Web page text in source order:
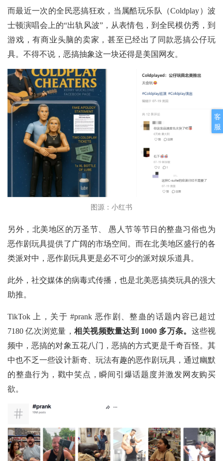
客
服
而最近一次的全民恶搞狂欢，当属酷玩乐队（Coldplay）波
士顿演唱会上的“出轨风波”，从表情包，到全民模仿秀，到
游戏，有商业头脑的卖家，甚至已经出了同款恶搞公仔玩
具。不得不说，恶搞抽象这一块还得是美国网友。
图源：小红书
另外，北美地区的万圣节、
愚人节等节日的整蛊习俗也为
恶作剧玩具提供了广阔的市场空间。而在北美地区盛行的各
类派对中，恶作剧玩具更是必不可少的派对娱乐道具。
此外，社交媒体的病毒式传播，也是北美恶搞类玩具的强大
助推。
TikTok 上，关于 #prank 恶作剧、整蛊的话题内容已超过
7180 亿次浏览量， 相关视频数量达到 1000 多万条。 这些视
频中，恶搞的对象五花八门，恶搞的方式更是千奇百怪。其
中也不乏一些设计新奇、玩法有趣的恶作剧玩具，通过幽默
的整蛊行为，戳中笑点，瞬间引爆话题度并激发网友购买
欲。